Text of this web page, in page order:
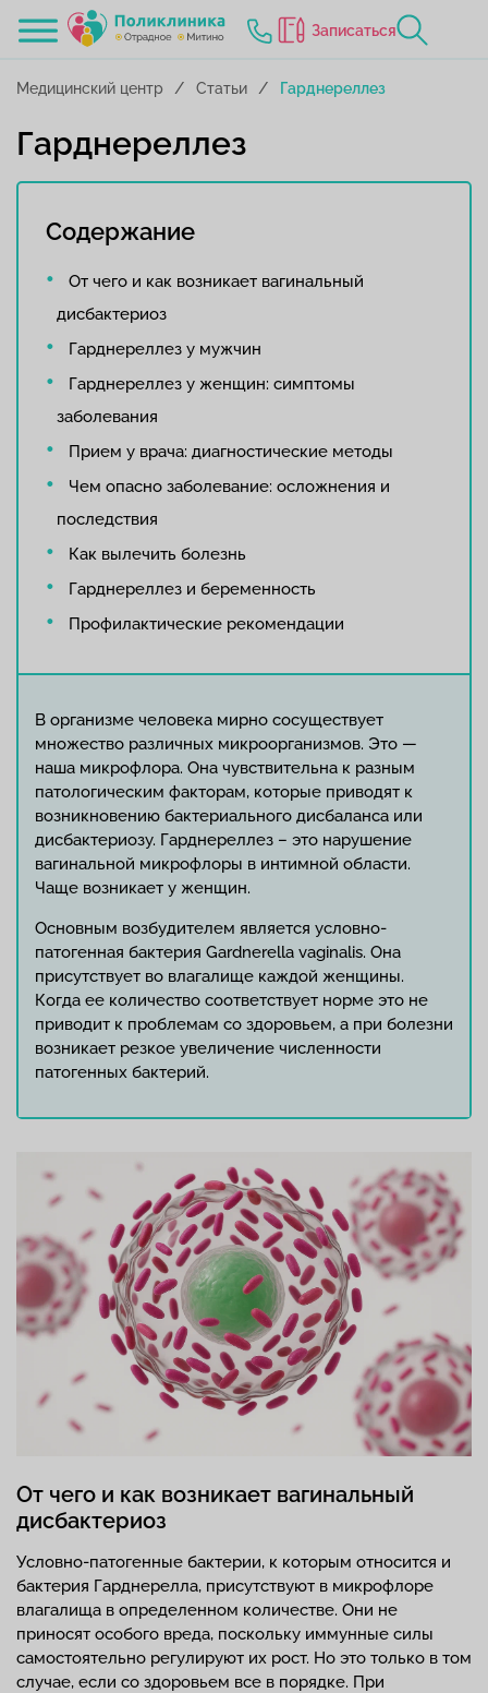
Записаться
Медицинский центр Статьи Гарднереллез
Гарднереллез
Содержание
От чего и как возникает вагинальный
дисбактериоз
Гарднереллез у мужчин
Гарднереллез у женщин: симптомы
заболевания
Прием у врача: диагностические методы
Чем опасно заболевание: осложнения и
последствия
Как вылечить болезнь
Гарднереллез и беременность
Профилактические рекомендации
В организме человека мирно сосуществует
множество различных микроорганизмов. Это —
наша микрофлора. Она чувствительна к разным
патологическим факторам, которые приводят к
возникновению бактериального дисбаланса или
дисбактериозу. Гарднереллез – это нарушение
вагинальной микрофлоры в интимной области.
Чаще возникает у женщин.
Основным возбудителем является условно-
патогенная бактерия Gardnerella vaginalis. Она
присутствует во влагалище каждой женщины.
Когда ее количество соответствует норме это не
приводит к проблемам со здоровьем, а при болезни
возникает резкое увеличение численности
патогенных бактерий.
От чего и как возникает вагинальный
дисбактериоз
Условно-патогенные бактерии, к которым относится и
бактерия Гарднерелла, присутствуют в микрофлоре
влагалища в определенном количестве. Они не
приносят особого вреда, поскольку иммунные силы
самостоятельно регулируют их рост. Но это только в том
случае, если со здоровьем все в порядке. При